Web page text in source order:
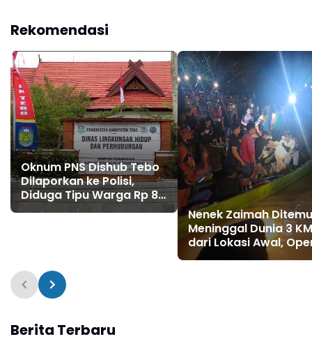
BPD yang Terlibat
Batanghari
Rekomendasi
Oknum PNS Dishub Tebo
Dilaporkan ke Polisi,
Diduga Tipu Warga Rp 80
Juta Modus Janji Masuk
Nenek Zaimah
Meninggal Dunia 3 KM
dari Lokasi Awal,
SAR Sungai Nalo
Berita Terbaru